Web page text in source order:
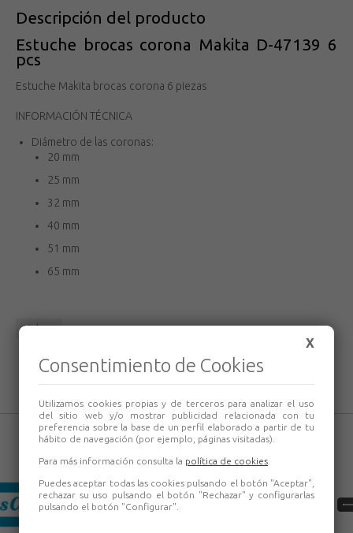
Descripción del producto
Estuche brocas corona Makita D-47139 6
pcs
Estuche Makita brocas corona 6 piezas
INFORMACIÓN TÉCNICA
Diámetro de las coronas:
20 mm
25 mm
32 mm
40 mm
51 mm
65 mm
Volver
X
Consentimiento de Cookies
Utilizamos cookies propias y de terceros para analizar el uso
del sitio web y/o mostrar publicidad relacionada con tu
preferencia sobre la base de un perfil elaborado a partir de tu
hábito de navegación (por ejemplo, páginas visitadas).
Para más información consulta la política de cookies
Puedes aceptar todas las cookies pulsando el botón "Aceptar",
rechazar su uso pulsando el botón "Rechazar" y configurarlas
pulsando el botón "Configurar".